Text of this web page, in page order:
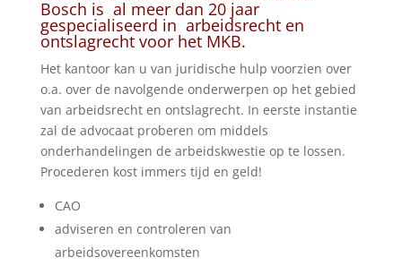
Bosch is al meer dan 20 jaar
gespecialiseerd in arbeidsrecht en
ontslagrecht voor het MKB.
Het kantoor kan u van juridische hulp voorzien over
o.a. over de navolgende onderwerpen op het gebied
van arbeidsrecht en ontslagrecht. In eerste instantie
zal de advocaat proberen om middels
onderhandelingen de arbeidskwestie op te lossen.
Procederen kost immers tijd en geld!
CAO
adviseren en controleren van
arbeidsovereenkomsten